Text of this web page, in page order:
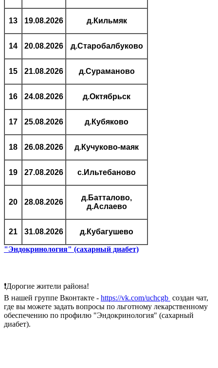
13 19.08.2026 д.Кильмяк
14 20.08.2026 д.Старобалбуково
15 21.08.2026 д.Сураманово
16 24.08.2026 д.Октябрьск
17 25.08.2026 д.Кубяково
18 26.08.2026 д.Кучуково-маяк
19 27.08.2026 с.Ильтебаново
20 28.08.2026
д.Батталово,
д.Аслаево
21 31.08.2026 д.Кубагушево
"Эндокринология" (сахарный диабет)
❗Дорогие жители района!
В нашей группе Вконтакте - https://vk.com/uchcgb создан чат,
где вы можете задать вопросы по льготному лекарственному
обеспечению по профилю "Эндокринология" (сахарный
диабет).